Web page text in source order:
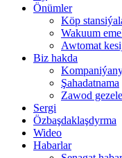
Önümler
Köp
Wakuum
Awtomat
Biz hakda
Şahadatnama
Zawod
Sergi
Özbaşdaklaşdyrma
Wideo
Habarlar